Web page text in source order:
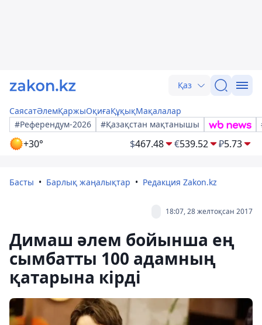
Қаз
СаясатӘлемҚаржыОқиғаҚұқықМақалалар
#Референдум-2026
#Қазақстан мақтанышы
+30° $467.48 €539.52 ₽5.73
Басты Барлық жаңалықтар Редакция Zakon.kz
18:07, 28 желтоқсан 2017
Димаш әлем бойынша ең
сымбатты 100 адамның
қатарына кірді